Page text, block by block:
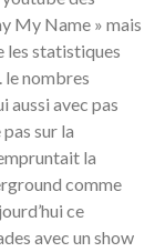
My Name » mais
les statistiques
le nombres
aussi avec pas
sur la
la
comme
ce
avec un show